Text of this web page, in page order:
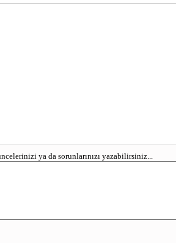
ya da sorunlarınızı yazabilirsiniz...